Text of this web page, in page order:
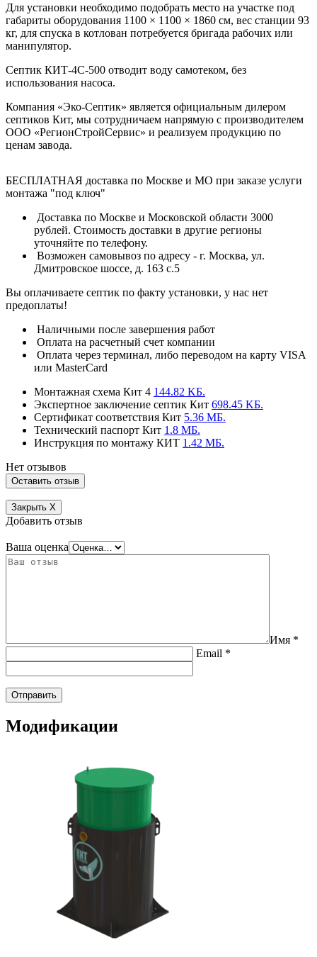
Для установки необходимо подобрать место на участке под
габариты оборудования 1100 × 1100 × 1860 см, вес станции 93
кг, для спуска в котлован потребуется бригада рабочих или
манипулятор.
Септик КИТ-4С-500 отводит воду самотеком, без
использования насоса.
Компания «Эко-Септик» является официальным дилером
септиков Кит, мы сотрудничаем напрямую с производителем
ООО «РегионСтройСервис» и реализуем продукцию по
ценам завода.
БЕСПЛАТНАЯ доставка по Москве и МО при заказе услуги
монтажа "под ключ"
Доставка по Москве и Московской области 3000
рублей. Стоимость доставки в другие регионы
уточняйте по телефону.
Возможен самовывоз по адресу - г. Москва, ул.
Дмитровское шоссе, д. 163 с.5
Вы оплачиваете септик по факту установки, у нас нет
предоплаты!
Наличными после завершения работ
Оплата на расчетный счет компании
Оплата через терминал, либо переводом на карту VISA
или MasterCard
Монтажная схема Кит 4 144.82 KБ.
Экспертное заключение септик Кит 698.45 KБ.
Сертификат соответствия Кит 5.36 MБ.
Технический паспорт Кит 1.8 MБ.
Инструкция по монтажу КИТ 1.42 MБ.
Нет отзывов
Закрыть X
Добавить отзыв
Ваша оценка
Имя *
Email *
Модификации